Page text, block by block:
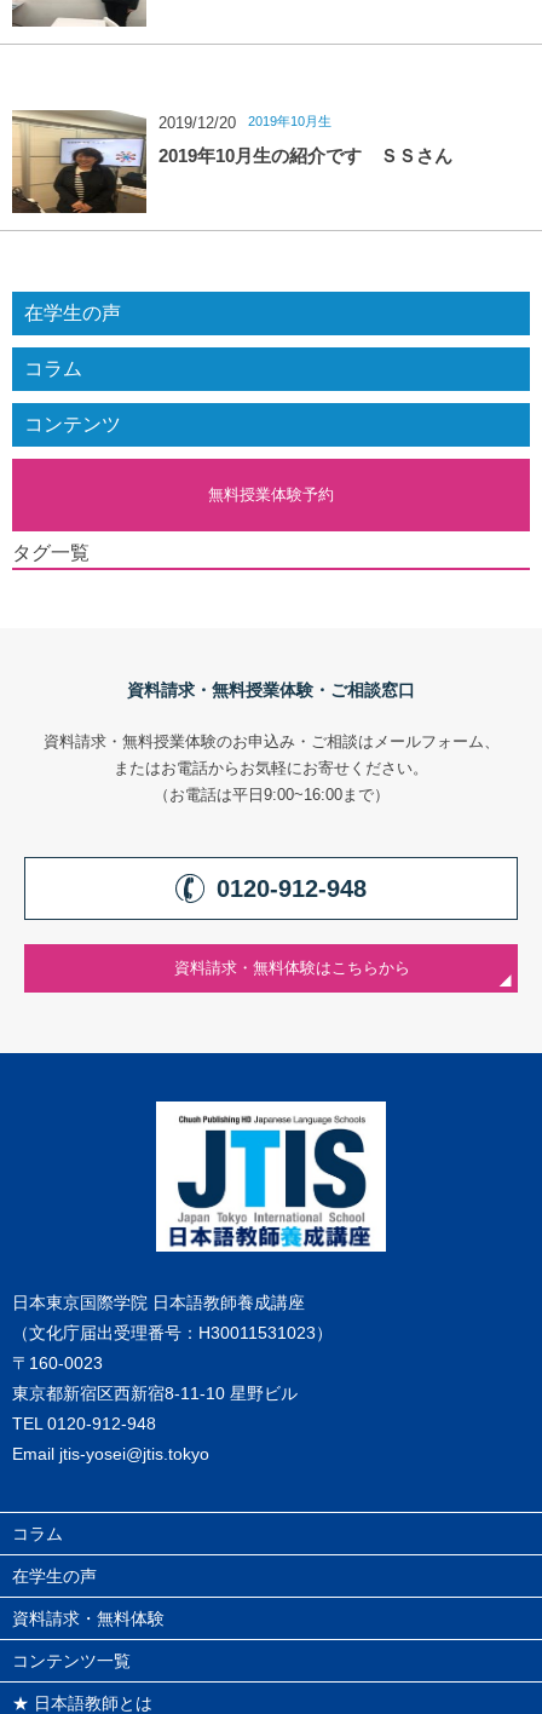
2019/12/20 2019年10月生
2019年10月生の紹介です ＳＳさん
在学生の声
コラム
コンテンツ
無料授業体験予約
タグ一覧
資料請求・無料授業体験・ご相談窓口
資料請求・無料授業体験のお申込み・ご相談はメールフォーム、
またはお電話からお気軽にお寄せください。
（お電話は平日9:00~16:00まで）
0120-912-948
資料請求・無料体験はこちらから
日本東京国際学院 日本語教師養成講座
（文化庁届出受理番号：H30011531023）
〒160-0023
東京都新宿区西新宿8-11-10 星野ビル
TEL 0120-912-948
Email jtis-yosei@jtis.tokyo
コラム
在学生の声
資料請求・無料体験
コンテンツ一覧
★ 日本語教師とは